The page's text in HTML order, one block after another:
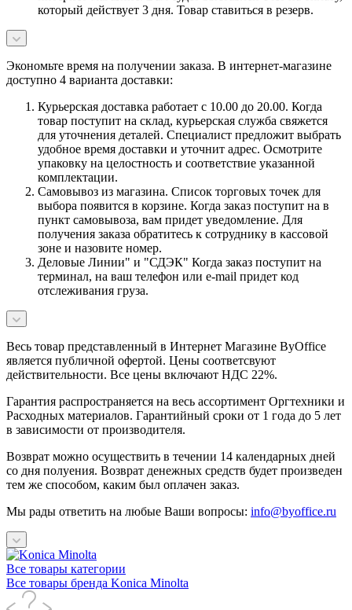
который действует 3 дня. Товар ставиться в резерв.
Экономьте время на получении заказа. В интернет-магазине
доступно 4 варианта доставки:
Курьерская доставка работает с 10.00 до 20.00. Когда
товар поступит на склад, курьерская служба свяжется
для уточнения деталей. Специалист предложит выбрать
удобное время доставки и уточнит адрес. Осмотрите
упаковку на целостность и соответствие указанной
комплектации.
Самовывоз из магазина. Список торговых точек для
выбора появится в корзине. Когда заказ поступит на в
пункт самовывоза, вам придет уведомление. Для
получения заказа обратитесь к сотруднику в кассовой
зоне и назовите номер.
Деловые Линии" и "СДЭК" Когда заказ поступит на
терминал, на ваш телефон или e-mail придет код
отслеживания груза.
Весь товар представленный в Интернет Магазине ByOffice
является публичной офертой. Цены соответсвуют
действительности. Все цены включают НДС 22%.
Гарантия распространяется на весь ассортимент Оргтехники и
Расходных материалов. Гарантийный сроки от 1 года до 5 лет
в зависимости от производителя.
Возврат можно осуществить в течении 14 календарных дней
со дня полуения. Возврат денежных средств будет произведен
тем же способом, каким был оплачен заказ.
Мы рады ответить на любые Ваши вопросы: info@byoffice.ru
Все товары категории
Все товары бренда Konica Minolta